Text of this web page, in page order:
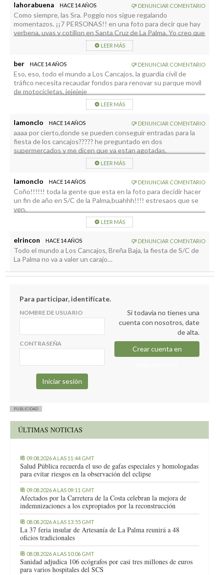
lahorabuena HACE 14 AÑOS DENUNCIAR COMENTARIO
Como siempre, las Sra. Poggio nos sigue regalando
momentazos. ¡¡7 PERSONAS!! en una foto para decir que hay
verbena, uvas y cotillon en Santa Cruz de La Palma. Yo creo que
la risa se me está oyendo desde el muelle por lo menos. Ya es
que no hay ni sentido del ridículo, que es lo menos que se
podría pedir. ¡Pobre Santa Cruz de La Palma! Este fin de año no
estarán ni los adoquines. Es que me parto de la risa.
LEER MÁS
ber HACE 14 AÑOS DENUNCIAR COMENTARIO
Eso, eso, todo el mundo a Los Cancajos, la guardia civil de
tráfico necesita recaudar fondos para renovar su parque movil
de motocicletas, jejejeje
LEER MÁS
lamonclo HACE 14 AÑOS DENUNCIAR COMENTARIO
aaaa por cierto,donde se pueden conseguir entradas para la
fiesta de los cancajos????? he preguntado en dos
supermercados y me dicen que ya estan agotadas.
LEER MÁS
lamonclo HACE 14 AÑOS DENUNCIAR COMENTARIO
Coño!!!!!! toda la gente que esta en la foto para decidir hacer
un fin de año en S/C de la Palma,buahhh!!!! estresaos que se
ven.
LEER MÁS
elrincon HACE 14 AÑOS DENUNCIAR COMENTARIO
Todo el mundo a Los Cancajos, Breña Baja, la fiesta de S/C de
La Palma no va a valer un carajo…
Para participar, identifícate.
NOMBRE DE USUARIO
CONTRASEÑA
Si todavía no tienes una
cuenta con nosotros, date
de alta.
Crear cuenta en
PUBLICIDAD
ÚLTIMAS NOTICIAS
09.08.2026 A LAS 11:44 GMT
Salud Pública recuerda el uso de gafas especiales y homologadas
para evitar riesgos en la observación del eclipse
09.08.2026 A LAS 09:11 GMT
Afectados por la Carretera de la Costa celebran la mejora de
indemnizaciones a los expropiados por la reconstrucción
08.08.2026 A LAS 13:55 GMT
La 37 feria insular de Artesanía de La Palma reunirá a 48
oficios tradicionales
08.08.2026 A LAS 10:06 GMT
Sanidad adjudica 106 ecógrafos por casi tres millones de euros
para varios hospitales del SCS